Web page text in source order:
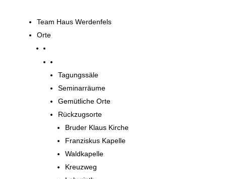
Team Haus Werdenfels
Orte
Tagungssäle
Seminarräume
Gemütliche Orte
Rückzugsorte
Bruder Klaus Kirche
Franziskus Kapelle
Waldkapelle
Kreuzweg